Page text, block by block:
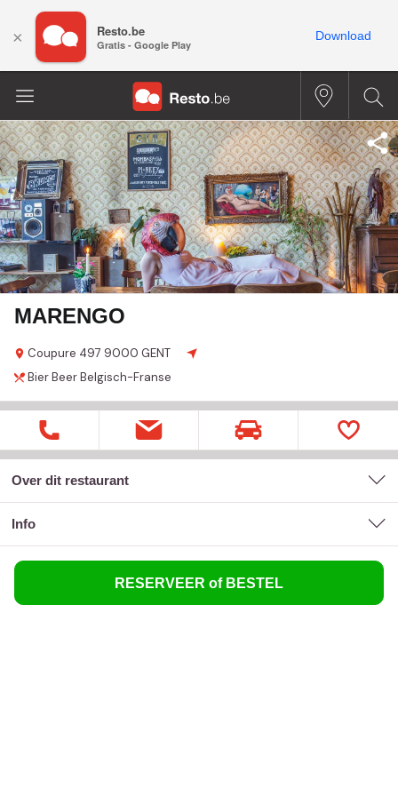
MARENGO
Coupure 497 9000 GENT
BierBeerBelgisch-Franse
Over dit restaurant
Info
RESERVEER of BESTEL
× Resto.be
Gratis - Google Play
Download